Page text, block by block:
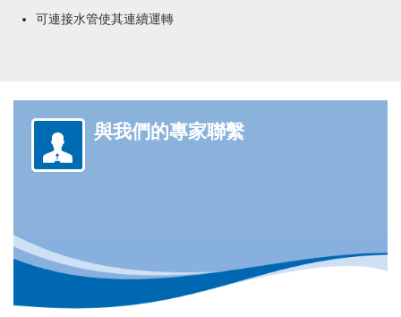
可連接水管使其連續運轉
與我們的專家聯繫